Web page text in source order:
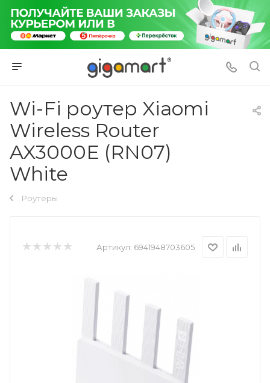
Wi-Fi роутер Xiaomi
Wireless Router
AX3000E (RN07)
White
Роутеры
Артикул: 6941948703605